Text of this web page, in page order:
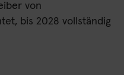
von
bis 2028 vollständig